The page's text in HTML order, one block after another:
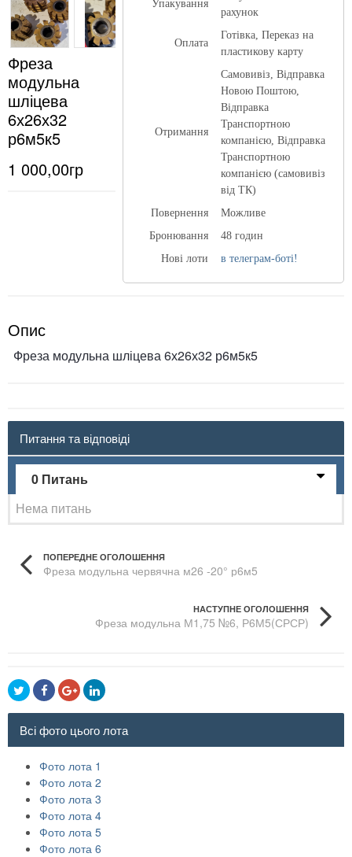
Фреза
модульна
шліцева
6х26х32
р6м5к5
1 000,00гр
Упакування
рахунок
Оплата
Готівка, Переказ на
пластикову карту
Отримання
Самовивіз, Відправка
Новою Поштою,
Відправка
Транспортною
компанією, Відправка
Транспортною
компанією (самовивіз
від ТК)
Повернення
Можливе
Бронювання
48 годин
Нові лоти
в телеграм-боті!
Опис
Фреза модульна шліцева 6х26х32 р6м5к5
Питання та відповіді
0 Питань
Нема питань
ПОПЕРЕДНЕ ОГОЛОШЕННЯ
Фреза модульна червячна м26 -20° р6м5
НАСТУПНЕ ОГОЛОШЕННЯ
Фреза модульна М1,75 №6, Р6М5(СРСР)
Всі фото цього лота
Фото лота 1
Фото лота 2
Фото лота 3
Фото лота 4
Фото лота 5
Фото лота 6